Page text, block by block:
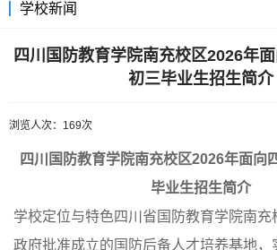
学校新闻
四川国防教育学院南充校区2026年
初三毕业生招生简介
浏览人次：169次
四川国防教育学院南充校区2026年面向
毕业生招生简介
学校定位与特色四川省国防教育学院南充
政府批准成立的国防后备人才培养基地，